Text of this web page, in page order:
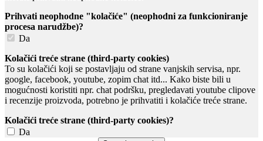
Prihvati neophodne "kolačiće" (neophodni za funkcioniranje
procesa narudžbe)?
Da
Kolačići treće strane (third-party cookies)
To su kolačići koji se postavljaju od strane vanjskih servisa, npr.
google, facebook, youtube, zopim chat itd... Kako biste bili u
mogućnosti koristiti npr. chat podršku, pregledavati youtube clipove
i recenzije proizvoda, potrebno je prihvatiti i kolačiće treće strane.
Kolačići treće strane (third-party cookies)?
Da